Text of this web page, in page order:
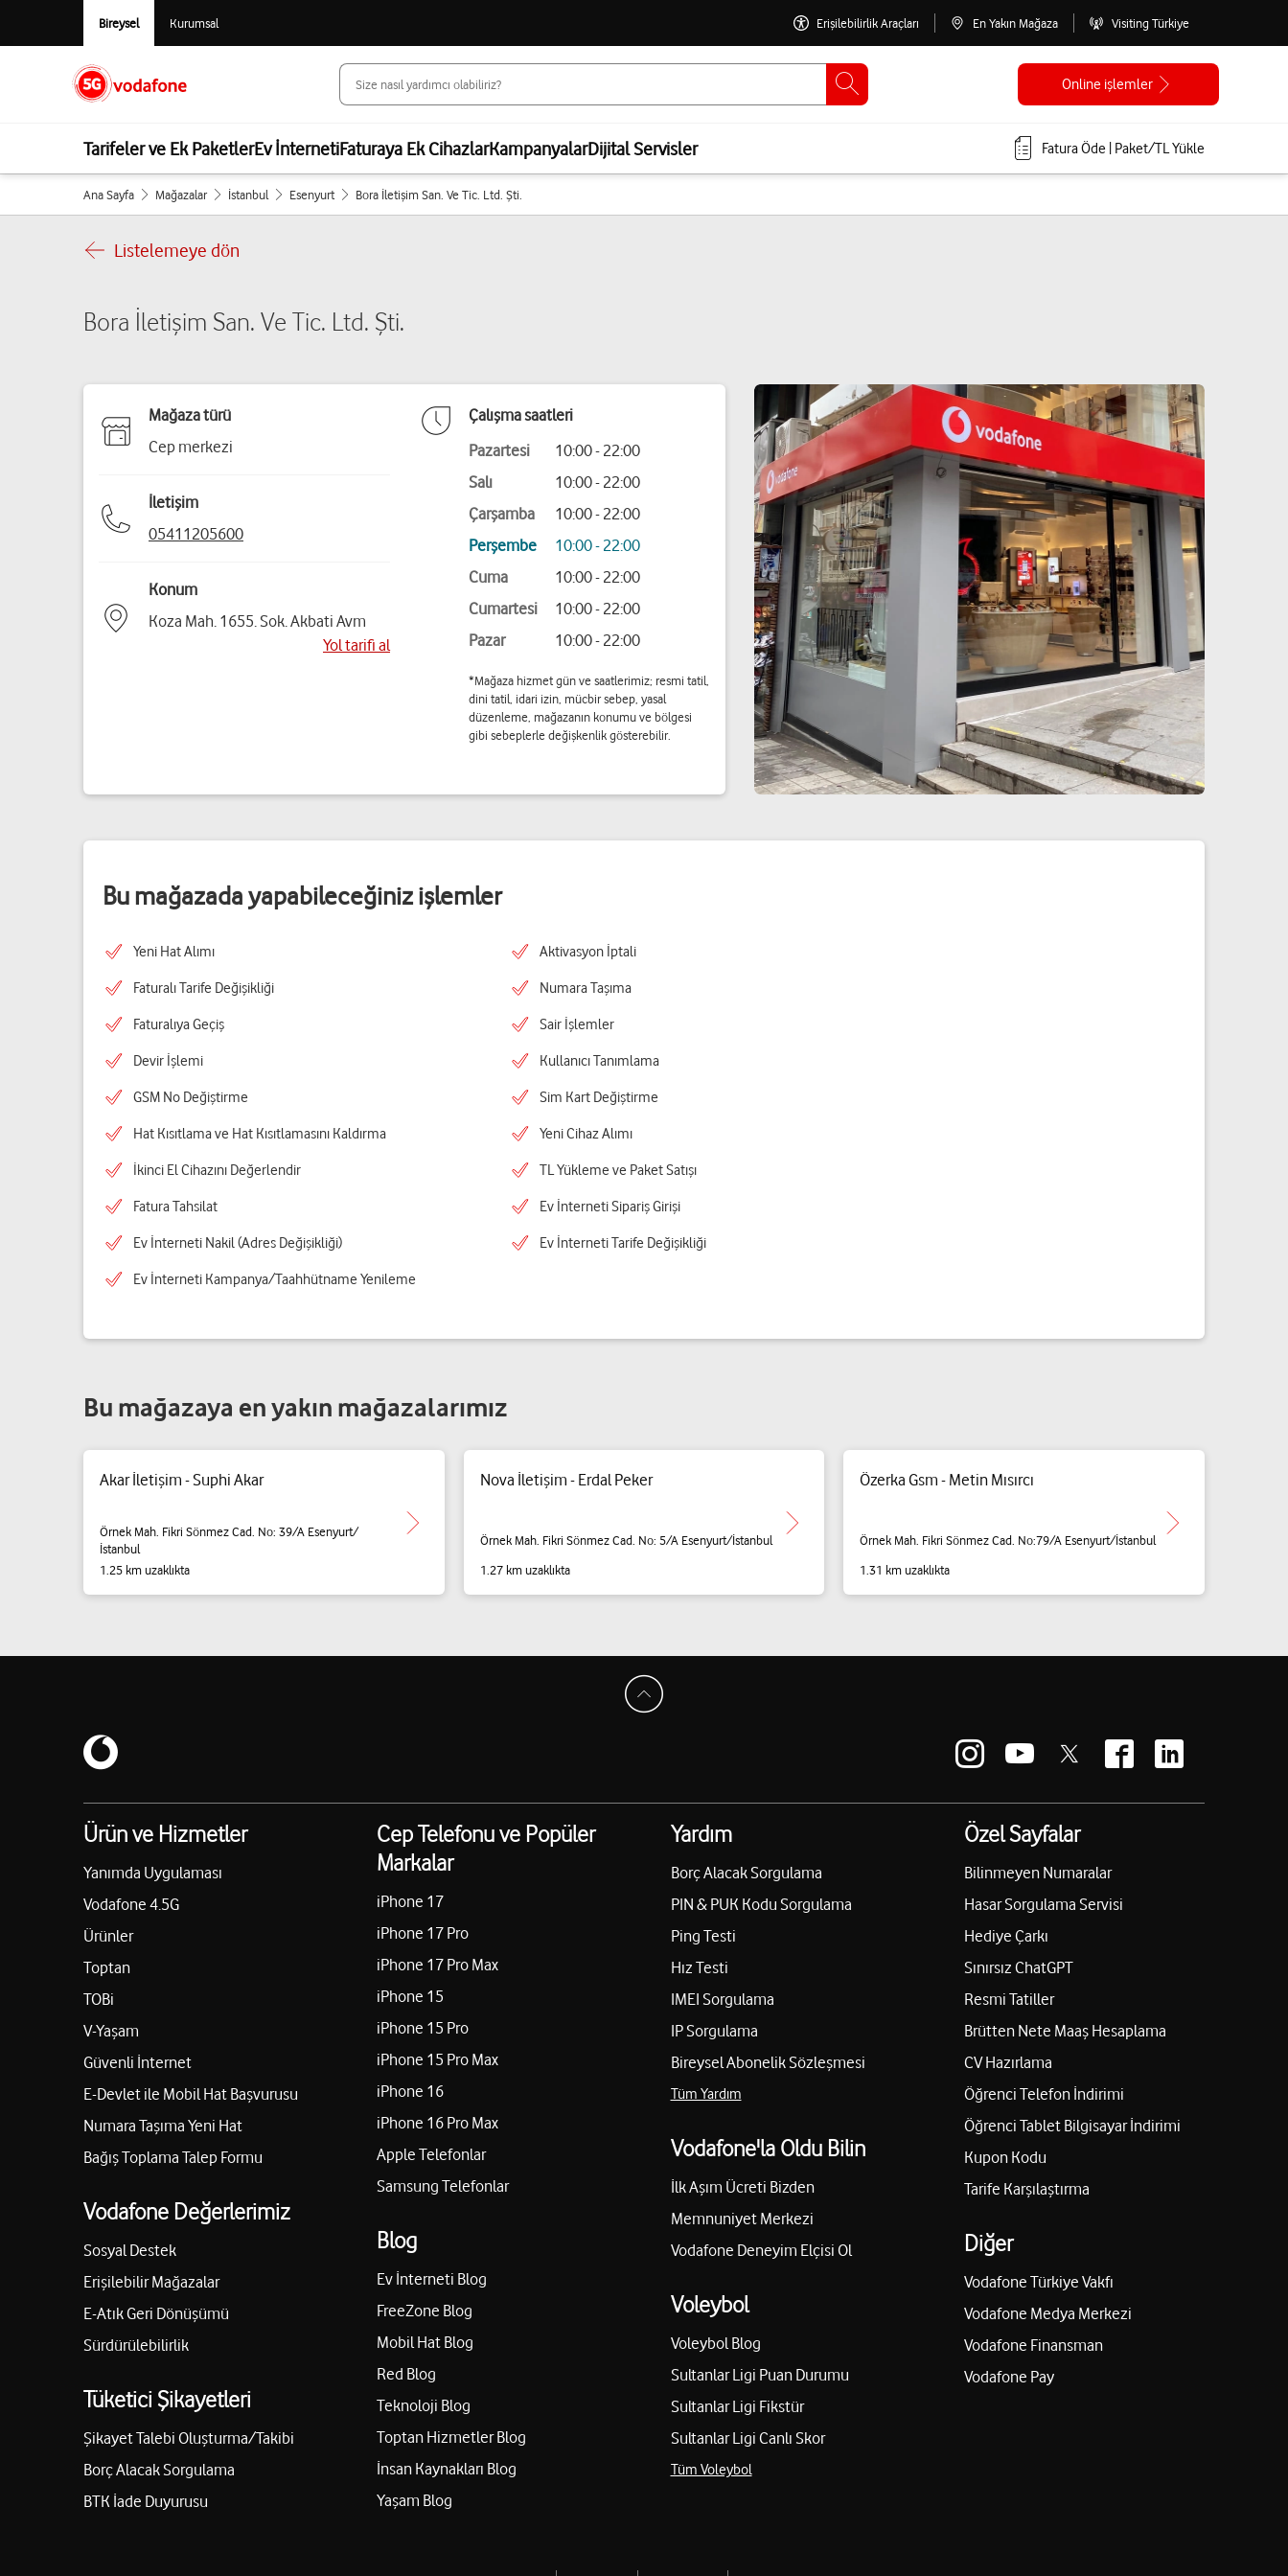
Bireysel Kurumsal Erişilebilirlik Araçları En Yakın Mağaza Visiting Türkiye
Online işlemler
Tarifeler ve Ek PaketlerEv İnternetiFaturaya Ek CihazlarKampanyalarDijital Servisler Fatura Öde | Paket/TL Yükle
Ana Sayfa Mağazalar İstanbul Esenyurt Bora İletişim San. Ve Tic. Ltd. Şti.
Listelemeye dön
Bora İletişim San. Ve Tic. Ltd. Şti.
Mağaza türü
Cep merkezi
İletişim
05411205600
Konum
Koza Mah. 1655. Sok. Akbati Avm
Yol tarifi al
Çalışma saatleri
Pazartesi
10:00 - 22:00
Salı
10:00 - 22:00
Çarşamba
10:00 - 22:00
Perşembe
10:00 - 22:00
Cuma
10:00 - 22:00
Cumartesi
10:00 - 22:00
Pazar
10:00 - 22:00
*Mağaza hizmet gün ve saatlerimiz; resmi tatil,
dini tatil, idari izin, mücbir sebep, yasal
düzenleme, mağazanın konumu ve bölgesi
gibi sebeplerle değişkenlik gösterebilir.
Bu mağazada yapabileceğiniz işlemler
Yeni Hat Alımı Aktivasyon İptali
Faturalı Tarife Değişikliği Numara Taşıma
Faturalıya Geçiş Sair İşlemler
Devir İşlemi Kullanıcı Tanımlama
GSM No Değiştirme Sim Kart Değiştirme
Hat Kısıtlama ve Hat Kısıtlamasını Kaldırma Yeni Cihaz Alımı
İkinci El Cihazını Değerlendir TL Yükleme ve Paket Satışı
Fatura Tahsilat Ev İnterneti Sipariş Girişi
Ev İnterneti Nakil (Adres Değişikliği) Ev İnterneti Tarife Değişikliği
Ev İnterneti Kampanya/Taahhütname Yenileme
Bu mağazaya en yakın mağazalarımız
Akar İletişim - Suphi Akar
Örnek Mah. Fikri Sönmez Cad. No: 39/A Esenyurt/
İstanbul
1.25 km uzaklıkta
Nova İletişim - Erdal Peker
Örnek Mah. Fikri Sönmez Cad. No: 5/A Esenyurt/İstanbul
1.27 km uzaklıkta
Özerka Gsm - Metin Mısırcı
Örnek Mah. Fikri Sönmez Cad. No:79/A Esenyurt/İstanbul
1.31 km uzaklıkta
Ürün ve Hizmetler
Yanımda Uygulaması
Vodafone 4.5G
Ürünler
Toptan
TOBi
V-Yaşam
Güvenli İnternet
E-Devlet ile Mobil Hat Başvurusu
Numara Taşıma Yeni Hat
Bağış Toplama Talep Formu
Vodafone Değerlerimiz
Sosyal Destek
Erişilebilir Mağazalar
E-Atık Geri Dönüşümü
Sürdürülebilirlik
Tüketici Şikayetleri
Şikayet Talebi Oluşturma/Takibi
Borç Alacak Sorgulama
BTK İade Duyurusu
Cep Telefonu ve Popüler
Markalar
iPhone 17
iPhone 17 Pro
iPhone 17 Pro Max
iPhone 15
iPhone 15 Pro
iPhone 15 Pro Max
iPhone 16
iPhone 16 Pro Max
Apple Telefonlar
Samsung Telefonlar
Blog
Ev İnterneti Blog
FreeZone Blog
Mobil Hat Blog
Red Blog
Teknoloji Blog
Toptan Hizmetler Blog
İnsan Kaynakları Blog
Yaşam Blog
Yardım
Borç Alacak Sorgulama
PIN & PUK Kodu Sorgulama
Ping Testi
Hız Testi
IMEI Sorgulama
IP Sorgulama
Bireysel Abonelik Sözleşmesi
Tüm Yardım
Vodafone'la Oldu Bilin
İlk Aşım Ücreti Bizden
Memnuniyet Merkezi
Vodafone Deneyim Elçisi Ol
Voleybol
Voleybol Blog
Sultanlar Ligi Puan Durumu
Sultanlar Ligi Fikstür
Sultanlar Ligi Canlı Skor
Tüm Voleybol
Özel Sayfalar
Bilinmeyen Numaralar
Hasar Sorgulama Servisi
Hediye Çarkı
Sınırsız ChatGPT
Resmi Tatiller
Brütten Nete Maaş Hesaplama
CV Hazırlama
Öğrenci Telefon İndirimi
Öğrenci Tablet Bilgisayar İndirimi
Kupon Kodu
Tarife Karşılaştırma
Diğer
Vodafone Türkiye Vakfı
Vodafone Medya Merkezi
Vodafone Finansman
Vodafone Pay